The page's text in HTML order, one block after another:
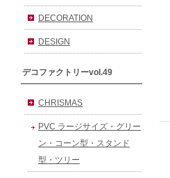
DECORATION
DESIGN
デコファクトリーvol.49
CHRISMAS
PVC ラージサイズ・グリー
ン・コーン型・スタンド
型・ツリー